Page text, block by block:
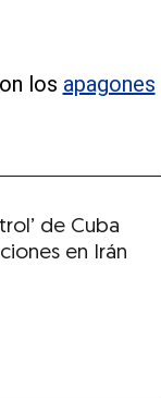
los apagones
de Cuba
en Irán